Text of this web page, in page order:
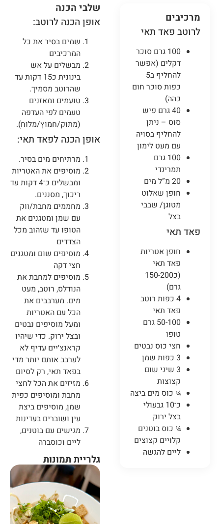
מרכיבים
לרוטב פאד תאי
100 גרם סוכר
דקלים (אפשר
להחליף ב5
כפות סוכר חום
כהה)
40 גרם פיש
סוס – ניתן
להחליף בסויה
עם מעט לימון
100 גרם
תמרינדי
20 מ”ל מים
חופן שאלוט
מטוגן/ שבבי
בצל
פאד תאי
חופן אטריות
פאד תאי
(כ150-200
גרם)
4 כפות רוטב
פאד תאי
50-100 גרם
טופו
חצי כוס נבטים
3 כפות שמן
3 שיני שום
קצוצות
¼ כוס מים ביצה
כ־10 גבעולי
בצל ירוק
¼ כוס בוטנים
קלויים קצוצים
ליים להגשה
שלבי הכנה
אופן הכנה לרוטב:
שמים בסיר את כל
המרכיבים
מבשלים על אש
בינונית כ15 דקות עד
שהרוטב מסמיך.
טועמים ומאזנים
טעמים לפי העדפה
(מתוק/חמוץ/מלוח).
אופן הכנה לפאד תאי:
מרתיחים מים בסיר.
מוסיפים את האטריות
ומבשלים כ־4 דקות עד
ריכוך, מסננים.
מחממים מחבת/ווק
עם שמן ומטגנים את
הטופו עד שזהוב מכל
הצדדים
מוסיפים שום ומטגנים
חצי דקה
מוסיפים למחבת את
הנודלס, רוטב, מעט
מים. מערבבים את
הכל עם האטריות
ומעל מוסיפים נבטים
ובצל ירוק. כדי שיהיו
קראנצ׳יים עדיף לא
לערבב אותם יותר מדי
בפאד תאי, רק לסיום
מזיזים את הכל לחצי
מחבת ומוסיפים כפית
שמן, מוסיפים ביצת
עין ושוברים בעדינות
מגישים עם בוטנים,
ליים וכוסברה
גלריית תמונות